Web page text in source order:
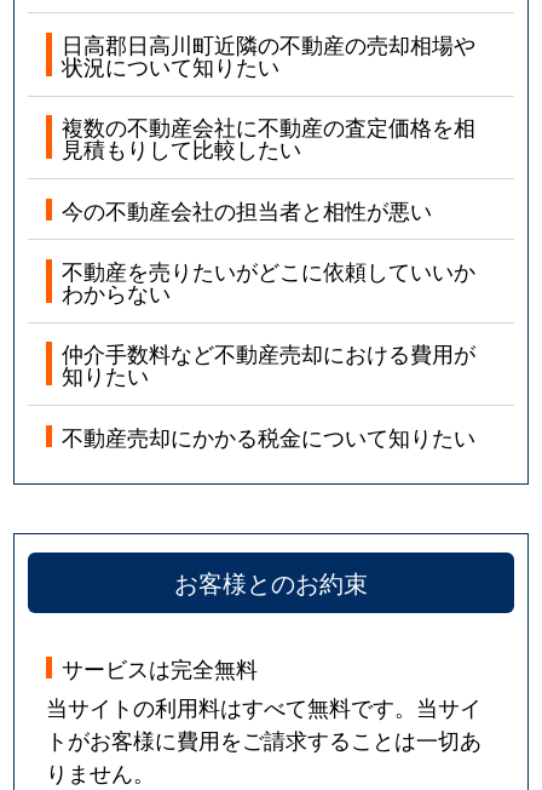
日高郡日高川町近隣の不動産の売却相場や
状況について知りたい
複数の不動産会社に不動産の査定価格を相
見積もりして比較したい
今の不動産会社の担当者と相性が悪い
不動産を売りたいがどこに依頼していいか
わからない
仲介手数料など不動産売却における費用が
知りたい
不動産売却にかかる税金について知りたい
お客様とのお約束
サービスは完全無料
当サイトの利用料はすべて無料です。当サイ
トがお客様に費用をご請求することは一切あ
りません。